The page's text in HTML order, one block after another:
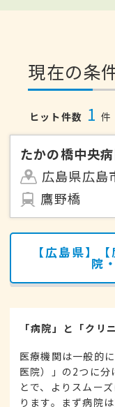
現在の条
ヒット件数 1 件
たかの橋中央
広島県広島
鷹野橋
【広島県】
院
「病院」と「クリ
医療機関は一般的
医院）」の2つに分
とで、よりスムー
ります。まず病院